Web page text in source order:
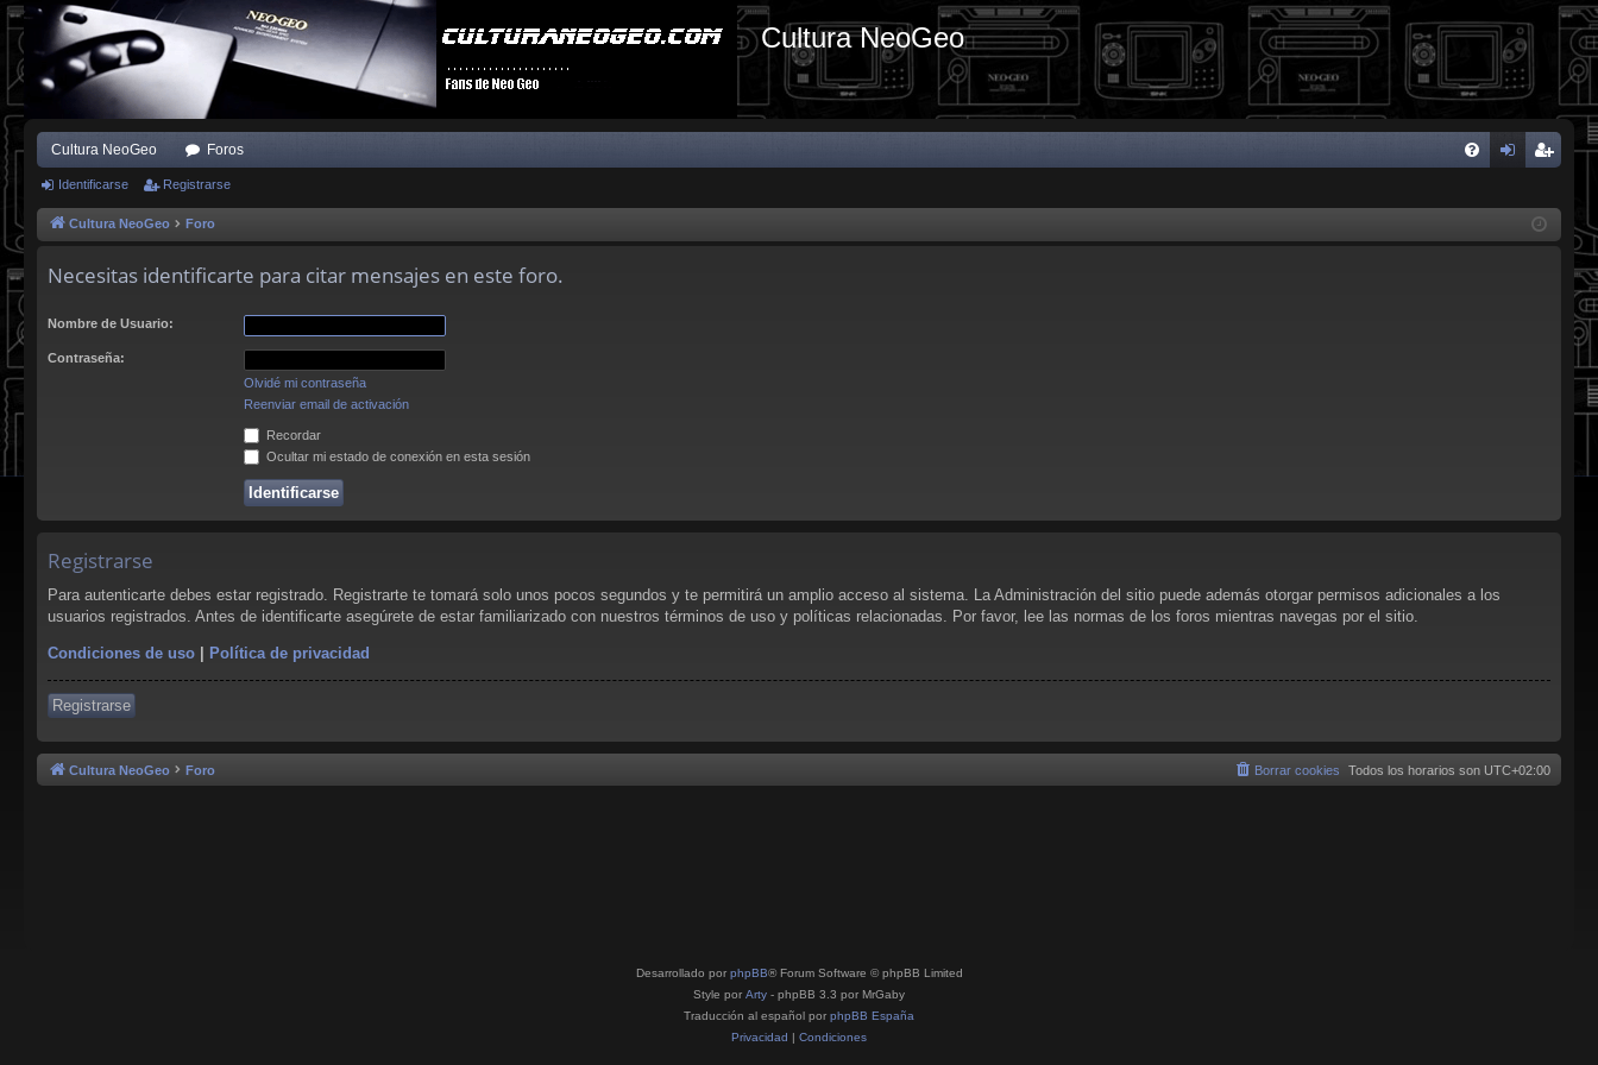
Cultura NeoGeo
Cultura NeoGeo Foros
ist
Identificarse Registrarse
Cultura NeoGeo Foro
Necesitas identificarte para citar mensajes en este foro.
Nombre de Usuario:
Contraseña:
Olvidé mi contraseña
Reenviar email de activación
Recordar
Ocultar mi estado de conexión en esta sesión
Registrarse
Para autenticarte debes estar registrado. Registrarte te tomará solo unos pocos segundos y te permitirá un amplio acceso al sistema. La Administración del sitio puede además otorgar permisos adicionales a los
usuarios registrados. Antes de identificarte asegúrete de estar familiarizado con nuestros términos de uso y políticas relacionadas. Por favor, lee las normas de los foros mientras navegas por el sitio.
Condiciones de uso | Política de privacidad
Registrarse
Cultura NeoGeo Foro Todos los horarios son UTC+02:00
Borrar cookies
Desarrollado por phpBB® Forum Software © phpBB Limited
Style por Arty - phpBB 3.3 por MrGaby
Traducción al español por phpBB España
Privacidad | Condiciones